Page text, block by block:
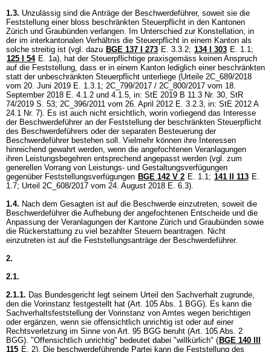
1.3. Unzulässig sind die Anträge der Beschwerdeführer, soweit sie die
Feststellung einer bloss beschränkten Steuerpflicht in den Kantonen
Zürich und Graubünden verlangen. Im Unterschied zur Konstellation, in
der im interkantonalen Verhältnis die Steuerpflicht in einem Kanton als
solche streitig ist (vgl. dazu BGE 137 I 273 E. 3.3.2; 134 I 303 E. 1.1;
125 I 54 E. 1a), hat der Steuerpflichtige praxisgemäss keinen Anspruch
auf die Feststellung, dass er in einem Kanton lediglich einer beschränkten
statt der unbeschränkten Steuerpflicht unterliege (Urteile 2C_689/2018
vom 20. Juni 2019 E. 1.3.1; 2C_799/2017 / 2C_800/2017 vom 18.
September 2018 E. 4.1.2 und 4.1.5, in: StE 2019 B 11.3 Nr. 30, StR
74/2019 S. 53; 2C_396/2011 vom 26. April 2012 E. 3.2.3, in: StE 2012 A
24.1 Nr. 7). Es ist auch nicht ersichtlich, worin vorliegend das Interesse
der Beschwerdeführer an der Feststellung der beschränkten Steuerpflicht
des Beschwerdeführers oder der separaten Besteuerung der
Beschwerdeführer bestehen soll. Vielmehr können ihre Interessen
hinreichend gewahrt werden, wenn die angefochtenen Veranlagungen
ihren Leistungsbegehren entsprechend angepasst werden (vgl. zum
generellen Vorrang von Leistungs- und Gestaltungsverfügungen
gegenüber Feststellungsverfügungen BGE 142 V 2 E. 1.1; 141 II 113 E.
1.7; Urteil 2C_608/2017 vom 24. August 2018 E. 6.3).
1.4. Nach dem Gesagten ist auf die Beschwerde einzutreten, soweit die
Beschwerdeführer die Aufhebung der angefochtenen Entscheide und die
Anpassung der Veranlagungen der Kantone Zürich und Graubünden sowie
die Rückerstattung zu viel bezahlter Steuern beantragen. Nicht
einzutreten ist auf die Feststellungsanträge der Beschwerdeführer.
2.
2.1.
2.1.1. Das Bundesgericht legt seinem Urteil den Sachverhalt zugrunde,
den die Vorinstanz festgestellt hat (Art. 105 Abs. 1 BGG). Es kann die
Sachverhaltsfeststellung der Vorinstanz von Amtes wegen berichtigen
oder ergänzen, wenn sie offensichtlich unrichtig ist oder auf einer
Rechtsverletzung im Sinne von Art. 95 BGG beruht (Art. 105 Abs. 2
BGG). "Offensichtlich unrichtig" bedeutet dabei "willkürlich" ( BGE 140 III
115 E. 2). Die beschwerdeführende Partei kann die Feststellung des